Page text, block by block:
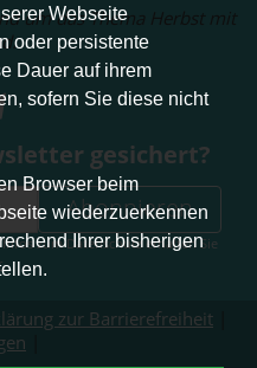
Webseite
oder persistente
Dauer auf ihrem
sofern Sie diese nicht
Browser beim
wiederzuerkennen
Ihrer bisherigen
um das Thema Herbst mit
gesichert?
Abonnieren
zum Datenschutz erhalten Sie
.
zur Barrierefreiheit